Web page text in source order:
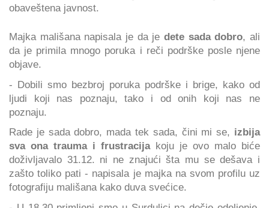
obaveštena javnost.
Majka mališana napisala je da je dete sada dobro, ali
da je primila mnogo poruka i reči podrške posle njene
objave.
- Dobili smo bezbroj poruka podrške i brige, kako od
ljudi koji nas poznaju, tako i od onih koji nas ne
poznaju.
Rade je sada dobro, mada tek sada, čini mi se, izbija
sva ona trauma i frustracijakoju je ovo malo biće
doživljavalo 31.12. ni ne znajući šta mu se dešava i
zašto toliko pati - napisala je majka na svom profilu uz
fotografiju mališana kako duva svećice.